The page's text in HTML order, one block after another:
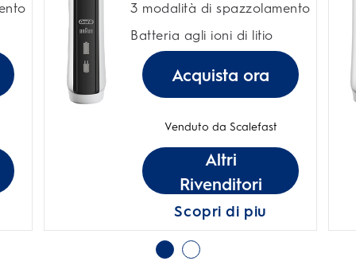
3 modalità di spazzolamento
Batteria agli ioni di litio
Acquista ora
Venduto da Scalefast
Altri
Rivenditori
Scopri di piu